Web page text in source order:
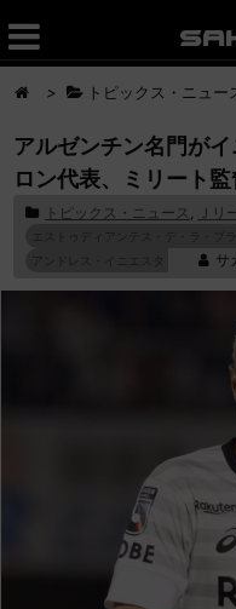
> トピックス・ニュー
アルゼンチン名門が
ロン代表、ミリート
トピックス・ニュース , Ｊリ
サ